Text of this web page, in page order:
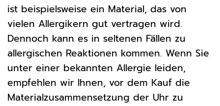
ist beispielsweise ein Material, das von
vielen Allergikern gut vertragen wird.
Dennoch kann es in seltenen Fällen zu
allergischen Reaktionen kommen. Wenn Sie
unter einer bekannten Allergie leiden,
empfehlen wir Ihnen, vor dem Kauf die
Materialzusammensetzung der Uhr zu